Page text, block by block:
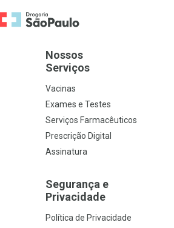
para a Home
Nossos
Serviços
Vacinas
Exames e Testes
Serviços Farmacêuticos
Prescrição Digital
Assinatura
Segurança e
Privacidade
Política de Privacidade